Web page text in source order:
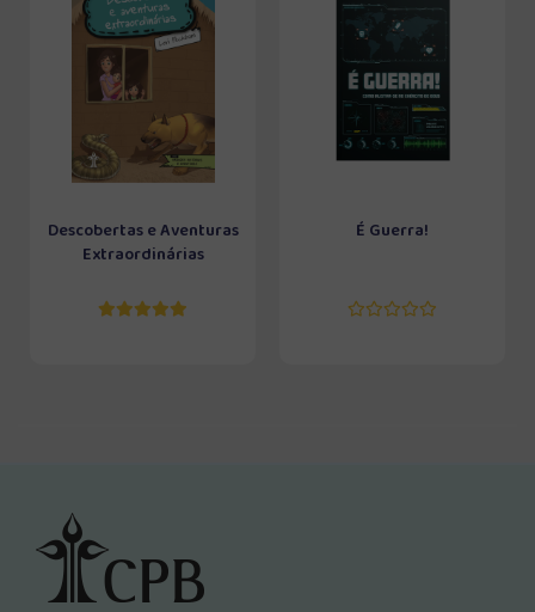
Descobertas e Aventuras
Extraordinárias
É Guerra!